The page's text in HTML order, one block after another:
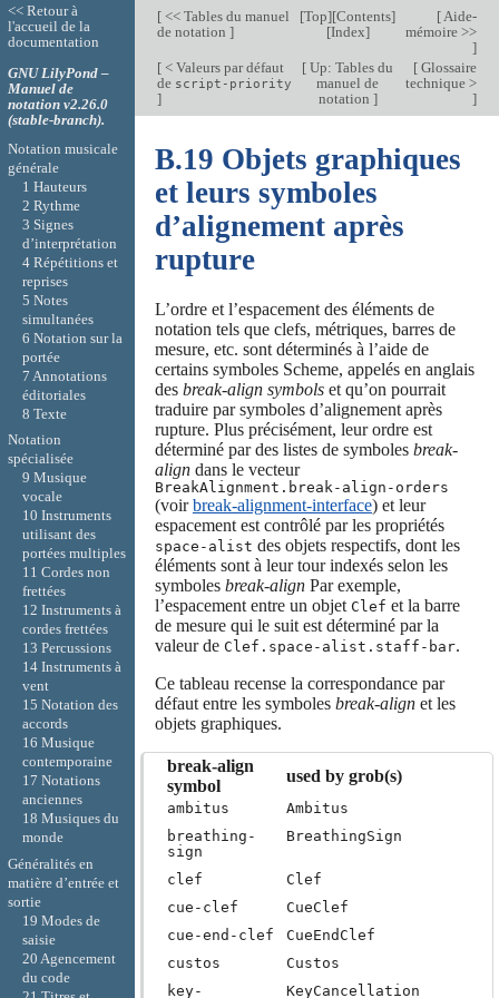
[<< Tables du manuel
de notation ]
[Top][Contents]
[Index]
[Aide-
mémoire >>
]
[< Valeurs par défaut
de script-priority
]
[ Up: Tables du
manuel de
notation ]
[Glossaire
technique >
]
B.19 Objets graphiques
et leurs symboles
d’alignement après
rupture
L’ordre et l’espacement des éléments de
notation tels que clefs, métriques, barres de
mesure, etc. sont déterminés à l’aide de
certains symboles Scheme, appelés en anglais
des break-align symbolset qu’on pourrait
traduire par symboles d’alignement après
rupture. Plus précisément, leur ordre est
déterminé par des listes de symboles break-
aligndans le vecteur
BreakAlignment.break-align-orders
(voirbreak-alignment-interface) et leur
espacement est contrôlé par les propriétés
space-alist des objets respectifs, dont les
éléments sont à leur tour indexés selon les
symboles break-alignPar exemple,
l’espacement entre un objet Clef et la barre
de mesure qui le suit est déterminé par la
valeur de Clef.space-alist.staff-bar.
Ce tableau recense la correspondance par
défaut entre les symboles break-alignet les
objets graphiques.
break-align
symbol
used by grob(s)
ambitus
Ambitus
breathing-
sign
BreathingSign
clef
Clef
cue-clef
CueClef
cue-end-clef
CueEndClef
custos
Custos
key-
KeyCancellation
<< Retour à
l'accueil de la
documentation
GNU LilyPond –
Manuel de
notation v2.26.0
(stable-branch).
Notation musicale
générale
1 Hauteurs
2 Rythme
3 Signes
d’interprétation
4 Répétitions et
reprises
5 Notes
simultanées
6 Notation sur la
portée
7 Annotations
éditoriales
8 Texte
Notation
spécialisée
9 Musique
vocale
10 Instruments
utilisant des
portées multiples
11 Cordes non
frettées
12 Instruments à
cordes frettées
13 Percussions
14 Instruments à
vent
15 Notation des
accords
16 Musique
contemporaine
17 Notations
anciennes
18 Musiques du
monde
Généralités en
matière d’entrée et
sortie
19 Modes de
saisie
20 Agencement
du code